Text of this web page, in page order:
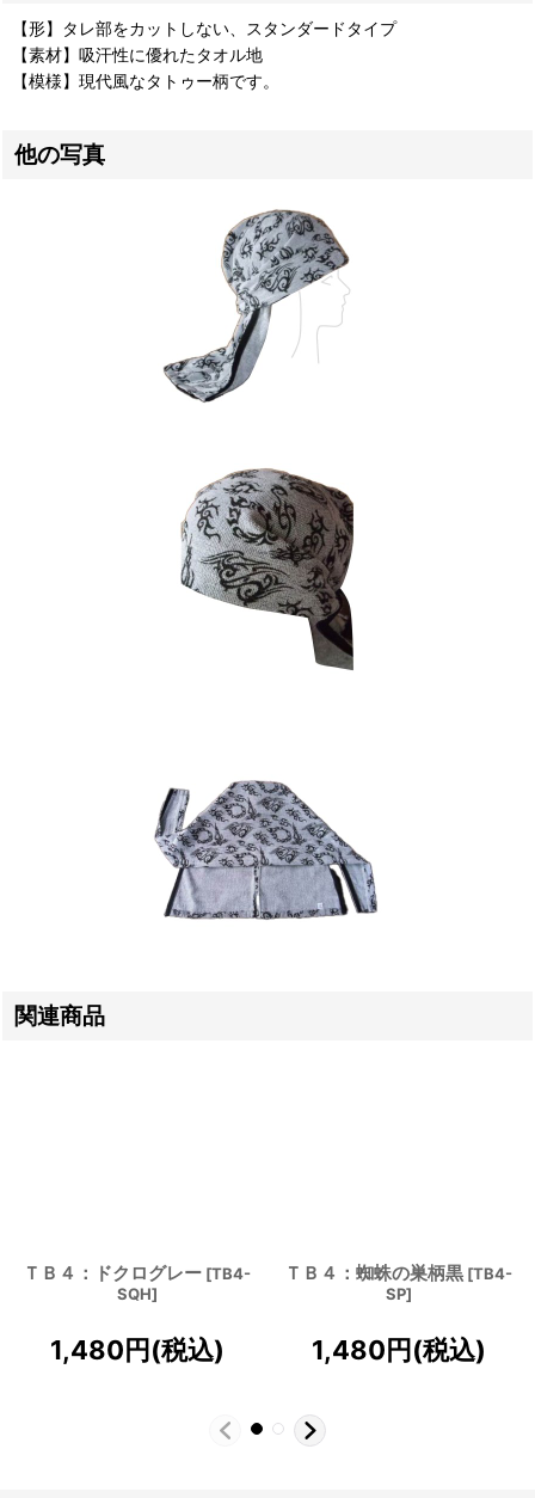
【形】タレ部をカットしない、スタンダードタイプ
【素材】吸汗性に優れたタオル地
【模様】現代風なタトゥー柄です。
他の写真
関連商品
ＴＢ４：ドクログレー [TB4-
SQH]
1,480円(税込)
ＴＢ４：蜘蛛の巣柄黒 [TB4-
SP]
1,480円(税込)